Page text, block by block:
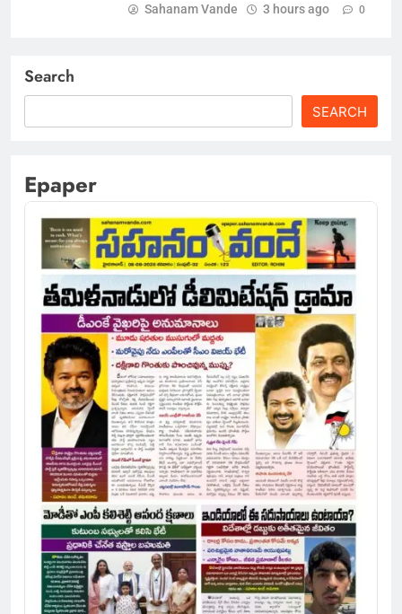
Sahanam Vande 3 hours ago 0
Search
SEARCH
Epaper